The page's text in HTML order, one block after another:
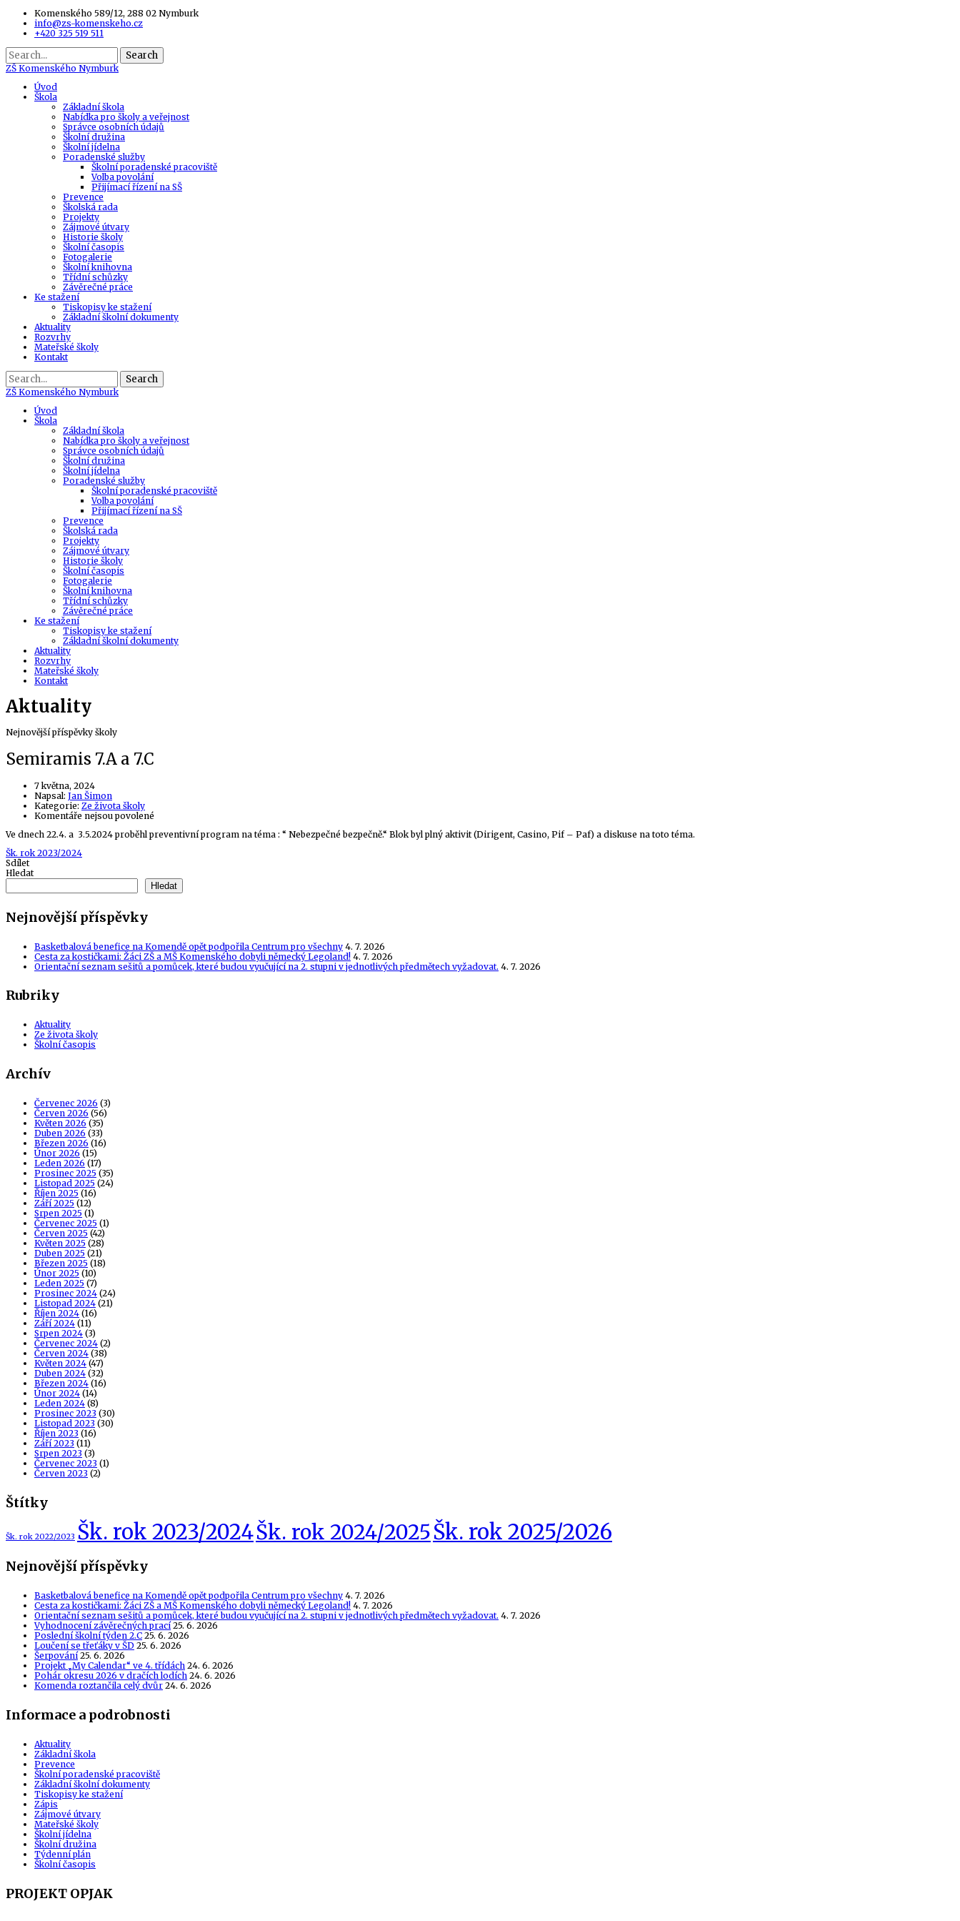
Komenského 589/12, 288 02 Nymburk
info@zs-komenskeho.cz
+420 325 519 511
Search
ZŠ Komenského Nymburk
Úvod
Škola
Základní škola
Nabídka pro školy a veřejnost
Správce osobních údajů
Školní družina
Školní jídelna
Poradenské služby
Školní poradenské pracoviště
Volba povolání
Přijímací řízení na SŠ
Prevence
Školská rada
Projekty
Zájmové útvary
Historie školy
Školní časopis
Fotogalerie
Školní knihovna
Třídní schůzky
Závěrečné práce
Ke stažení
Tiskopisy ke stažení
Základní školní dokumenty
Aktuality
Rozvrhy
Mateřské školy
Kontakt
Search
ZŠ Komenského Nymburk
Úvod
Škola
Základní škola
Nabídka pro školy a veřejnost
Správce osobních údajů
Školní družina
Školní jídelna
Poradenské služby
Školní poradenské pracoviště
Volba povolání
Přijímací řízení na SŠ
Prevence
Školská rada
Projekty
Zájmové útvary
Historie školy
Školní časopis
Fotogalerie
Školní knihovna
Třídní schůzky
Závěrečné práce
Ke stažení
Tiskopisy ke stažení
Základní školní dokumenty
Aktuality
Rozvrhy
Mateřské školy
Kontakt
Aktuality
Nejnovější příspěvky školy
Semiramis 7.A a 7.C
7 května, 2024
Napsal: Author
Jan Šimon
Kategorie: Ze života školy
Komentáře nejsou povolené
s
7.C
Ve dnech 22.4. a 3.5.2024 proběhl preventivní program na téma : “ Nebezpečné bezpečně.“ Blok byl plný aktivit (Dirigent, Casino, Pif – Paf) a diskuse na toto téma.
Tags
Šk. rok 2023/2024
Sdílet
Hledat
Hledat
Nejnovější příspěvky
Basketbalová benefice na Komendě opět podpořila Centrum pro všechny 4. 7. 2026
Cesta za kostičkami: Žáci ZŠ a MŠ Komenského dobyli německý Legoland! 4. 7. 2026
Orientační seznam sešitů a pomůcek, které budou vyučující na 2. stupni v jednotlivých předmětech vyžadovat. 4. 7. 2026
Rubriky
Aktuality
Ze života školy
Školní časopis
Archív
Červenec 2026 (3)
Červen 2026 (56)
Květen 2026 (35)
Duben 2026 (33)
Březen 2026 (16)
Únor 2026 (15)
Leden 2026 (17)
Prosinec 2025 (35)
Listopad 2025 (24)
Říjen 2025 (16)
Září 2025 (12)
Srpen 2025 (1)
Červenec 2025 (1)
Červen 2025 (42)
Květen 2025 (28)
Duben 2025 (21)
Březen 2025 (18)
Únor 2025 (10)
Leden 2025 (7)
Prosinec 2024 (24)
Listopad 2024 (21)
Říjen 2024 (16)
Září 2024 (11)
Srpen 2024 (3)
Červenec 2024 (2)
Červen 2024 (38)
Květen 2024 (47)
Duben 2024 (32)
Březen 2024 (16)
Únor 2024 (14)
Leden 2024 (8)
Prosinec 2023 (30)
Listopad 2023 (30)
Říjen 2023 (16)
Září 2023 (11)
Srpen 2023 (3)
Červenec 2023 (1)
Červen 2023 (2)
Štítky
Šk. rok 2022/2023 Šk. rok 2023/2024Šk. rok 2024/2025Šk. rok 2025/2026
Nejnovější příspěvky
Basketbalová benefice na Komendě opět podpořila Centrum pro všechny 4. 7. 2026
Cesta za kostičkami: Žáci ZŠ a MŠ Komenského dobyli německý Legoland! 4. 7. 2026
Orientační seznam sešitů a pomůcek, které budou vyučující na 2. stupni v jednotlivých předmětech vyžadovat. 4. 7. 2026
Vyhodnocení závěrečných prací 25. 6. 2026
Poslední školní týden 2.C 25. 6. 2026
Loučení se třeťáky v ŠD 25. 6. 2026
Šerpování 25. 6. 2026
Projekt „My Calendar“ ve 4. třídách 24. 6. 2026
Pohár okresu 2026 v dračích lodích 24. 6. 2026
Komenda roztančila celý dvůr 24. 6. 2026
Informace a podrobnosti
Aktuality
Základní škola
Prevence
Školní poradenské pracoviště
Základní školní dokumenty
Tiskopisy ke stažení
Zápis
Zájmové útvary
Mateřské školy
Školní jídelna
Školní družina
Týdenní plán
Školní časopis
PROJEKT OPJAK